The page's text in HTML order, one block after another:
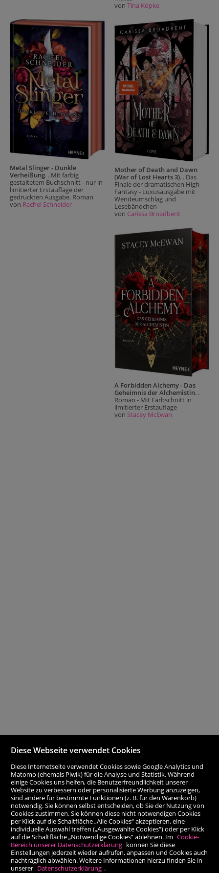
von Tina Köpke
Metal Slinger - Dunkle
Verheißung. . Mit farbig
gestaltetem Buchschnitt - nur in
limitierter Erstauflage der
gedruckten Ausgabe. Roman
von Rachel Schneider
Mother of Death and Dawn
(War of Lost Hearts 3). . Das
Finale der dramatischen High
Fantasy - Luxusausgabe mit
Wendeumschlag und
Lesebändchen
von Carissa Broadbent
A Forbidden Alchemy - Das
Geheimnis der Alchemistin. .
Roman - Mit Farbschnitt in
limitierter Erstauflage
von Stacey McEwan
Diese Webseite verwendet Cookies
Diese Internetseite verwendet Cookies sowie Google Analytics und
Matomo (ehemals Piwik) für die Analyse und Statistik. Während
einige Cookies uns helfen, die Benutzerfreundlichkeit unserer
Website zu verbessern oder personalisierte Werbung anzuzeigen,
sind andere für bestimmte Funktionen (z. B. für den Warenkorb)
notwendig. Sie können selbst entscheiden, ob Sie der Nutzung von
Cookies zustimmen. Sie können diese nicht notwendigen Cookies
per Klick auf die Schaltfläche „Alle Cookies“ akzeptieren, eine
individuelle Auswahl treffen („Ausgewählte Cookies“) oder per Klick
auf die Schaltfläche „Notwendige Cookies“ ablehnen. Im Cookie-
Bereich unserer Datenschutzerklärung können Sie diese
Einstellungen jederzeit wieder aufrufen, anpassen und Cookies auch
nachträglich abwählen. Weitere Informationen hierzu finden Sie in
unserer Datenschutzerklärung .